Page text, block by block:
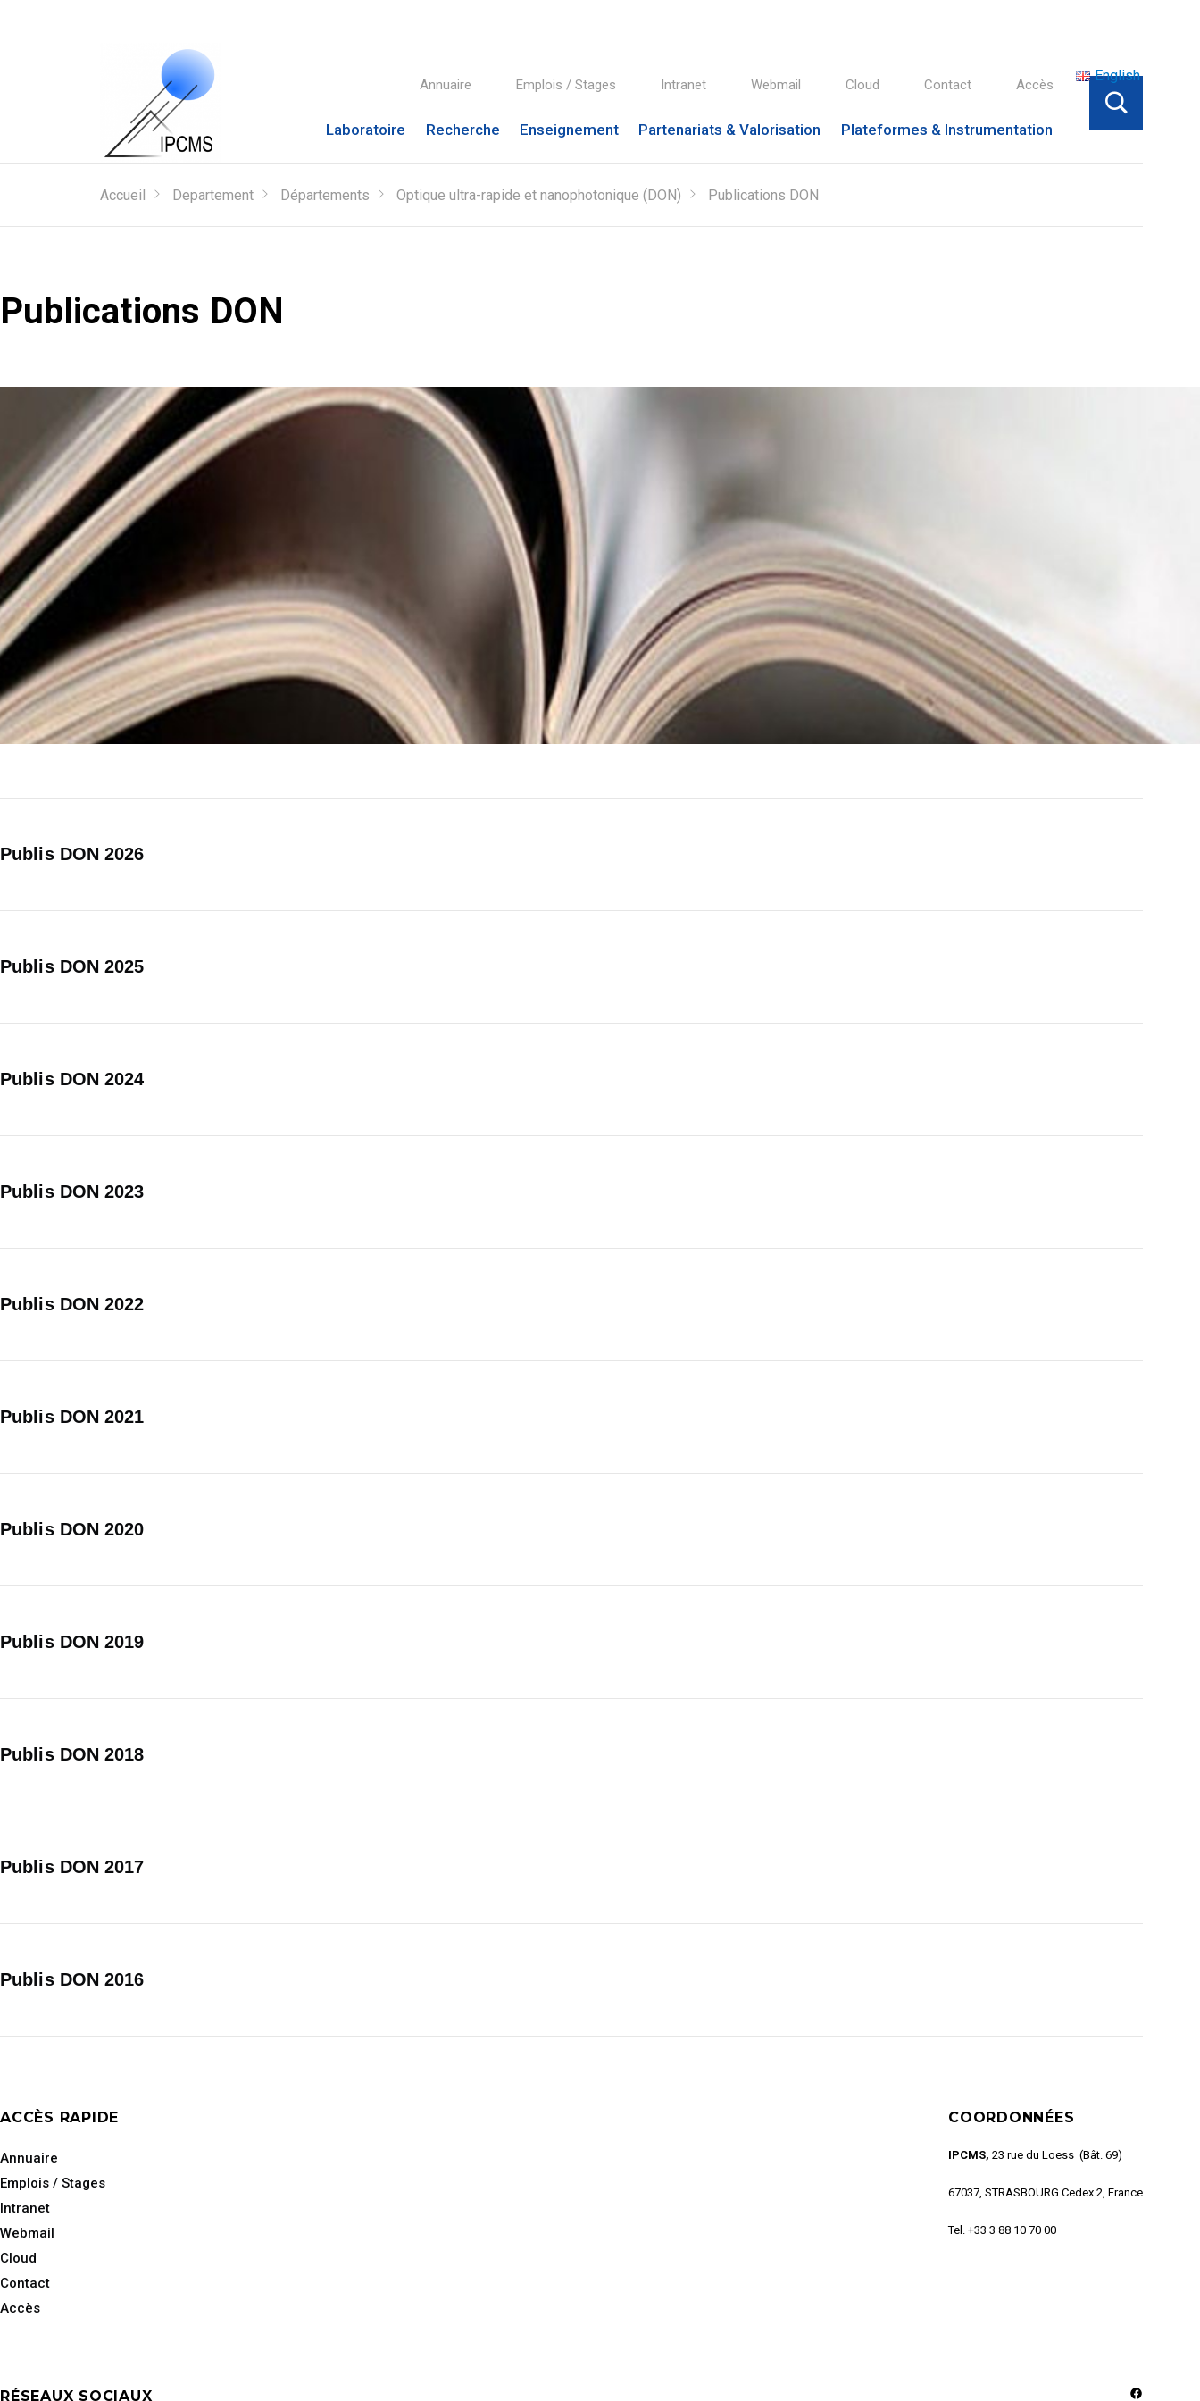
English
Annuaire Emplois / Stages Intranet Webmail Cloud Contact Accès
Laboratoire Recherche Enseignement Partenariats & Valorisation Plateformes & Instrumentation
Accueil Departement Départements Optique ultra-rapide et nanophotonique (DON) Publications DON
Publications DON
Publis DON 2026
Publis DON 2025
Publis DON 2024
Publis DON 2023
Publis DON 2022
Publis DON 2021
Publis DON 2020
Publis DON 2019
Publis DON 2018
Publis DON 2017
Publis DON 2016
ACCÈS RAPIDE
Annuaire
Emplois / Stages
Intranet
Webmail
Cloud
Contact
Accès
COORDONNÉES
IPCMS, 23 rue du Loess (Bât. 69)
67037, STRASBOURG Cedex 2, France
Tel. +33 3 88 10 70 00
RÉSEAUX SOCIAUX